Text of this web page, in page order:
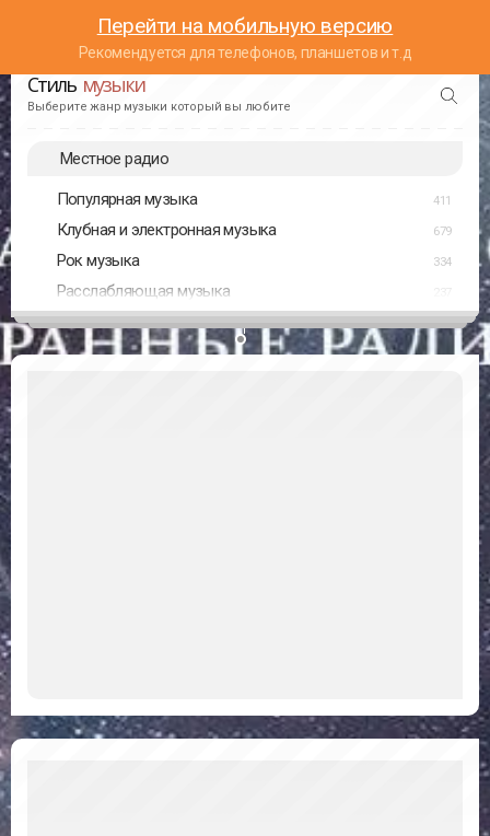
Перейти на мобильную версию
Рекомендуется для телефонов, планшетов и т.д
Стиль музыки
Выберите жанр музыки который вы любите
Местное радио
Популярная музыка 411
Клубная и электронная музыка 679
Рок музыка 334
Расслабляющая музыка